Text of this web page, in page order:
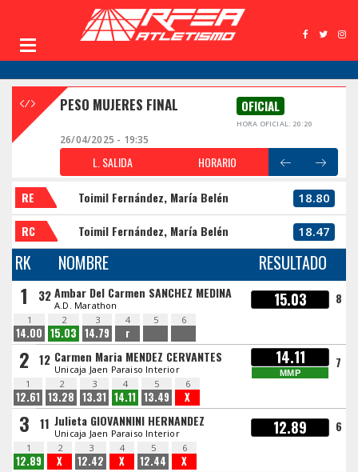
PESO MUJERES FINAL OFICIAL
HORA OFICIAL: 20:20
26/04/2025 - 19:35
L. SALIDA HORARIO
RE Toimil Fernández, María Belén 18.80
RC Toimil Fernández, María Belén 18.47
RK NOMBRE RESULTADO
1 32 Ambar Del Carmen SANCHEZ MEDINA
A.D. Marathon 15.03 8
1
14.00
2
15.03
3
14.79
4
r
5 6
2 12 Carmen Maria MENDEZ CERVANTES
Unicaja Jaen Paraiso Interior
14.11
MMP
7
1
12.61
2
13.28
3
13.31
4
14.11
5
13.49
6
X
3 11 Julieta GIOVANNINI HERNANDEZ
Unicaja Jaen Paraiso Interior 12.89 6
1
12.89
2
X
3
12.42
4
X
5
12.44
6
X